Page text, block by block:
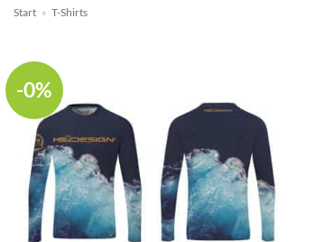
Start » T-Shirts
-0%